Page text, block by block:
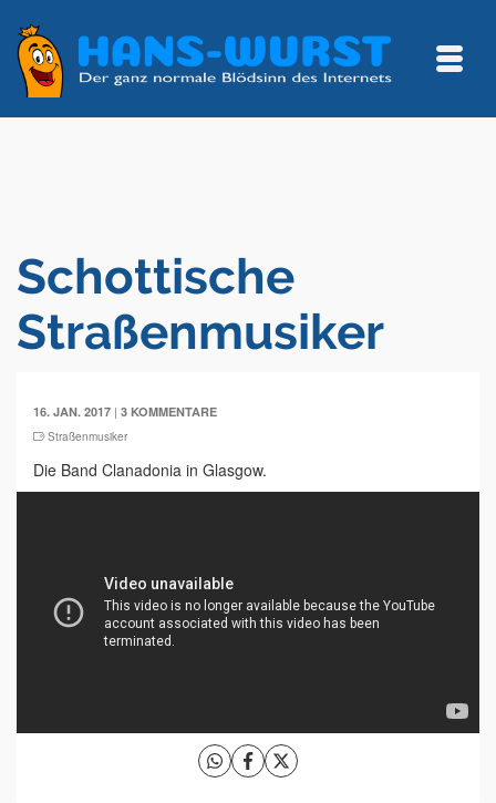
Schottische
Straßenmusiker
16. JAN. 2017 | 3 KOMMENTARE
Straßenmusiker
Die Band Clanadonia in Glasgow.